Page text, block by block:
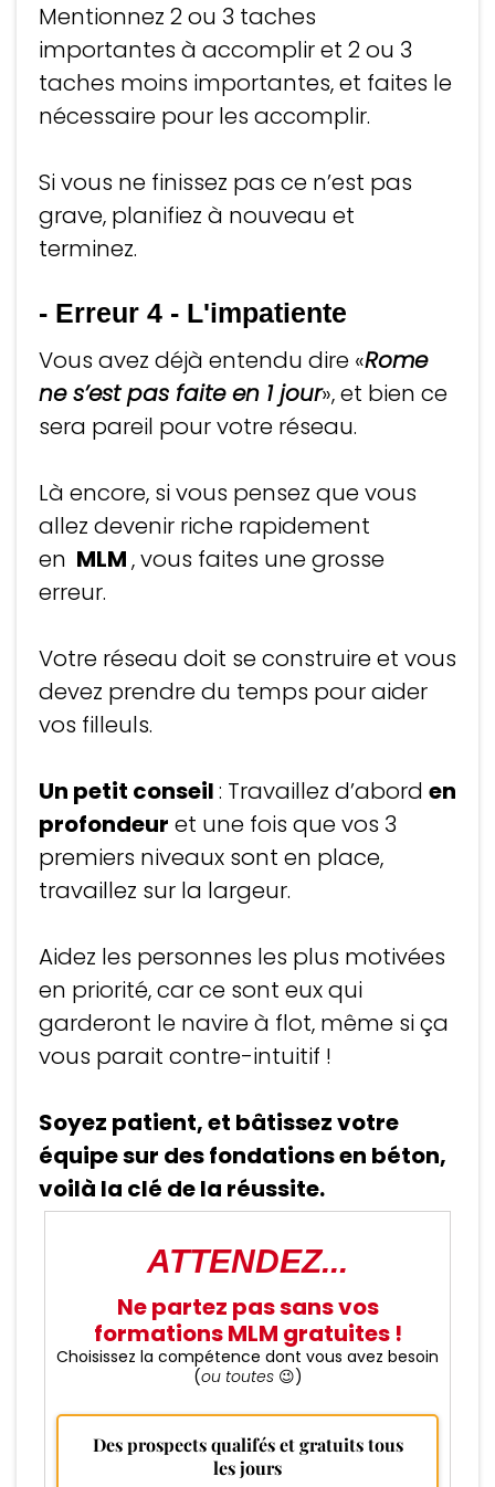
Mentionnez 2 ou 3 taches
importantes à accomplir et 2 ou 3
taches moins importantes, et faites le
nécessaire pour les accomplir.
Si vous ne finissez pas ce n’est pas
grave, planifiez à nouveau et
terminez.
- Erreur 4 - L'impatiente
Vous avez déjà entendu dire «Rome
ne s’est pas faite en 1 jour», et bien ce
sera pareil pour votre réseau.
Là encore, si vous pensez que vous
allez devenir riche rapidement
en MLM, vous faites une grosse
erreur.
Votre réseau doit se construire et vous
devez prendre du temps pour aider
vos filleuls.
Un petit conseil: Travaillez d’abord en
profondeur et une fois que vos 3
premiers niveaux sont en place,
travaillez sur la largeur.
Aidez les personnes les plus motivées
en priorité, car ce sont eux qui
garderont le navire à flot, même si ça
vous parait contre-intuitif !
Soyez patient, et bâtissez votre
équipe sur des fondations en béton,
voilà la clé de la réussite.
ATTENDEZ...
Ne partez pas sans vos
formations MLM gratuites !
Choisissez la compétence dont vous avez besoin
(ou toutes😉)
Des prospects qualifés et gratuits tous
les jours